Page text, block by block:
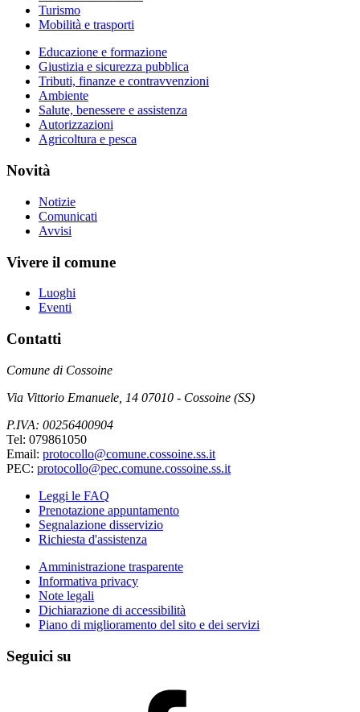
Turismo
Mobilità e trasporti
Educazione e formazione
Giustizia e sicurezza pubblica
Tributi, finanze e contravvenzioni
Ambiente
Salute, benessere e assistenza
Autorizzazioni
Agricoltura e pesca
Novità
Notizie
Comunicati
Avvisi
Vivere il comune
Luoghi
Eventi
Contatti
Comune di Cossoine
Via Vittorio Emanuele, 14 07010 - Cossoine (SS)
P.IVA: 00256400904
Tel: 079861050
Email: protocollo@comune.cossoine.ss.it
PEC: protocollo@pec.comune.cossoine.ss.it
Leggi le FAQ
Prenotazione appuntamento
Segnalazione disservizio
Richiesta d'assistenza
Amministrazione trasparente
Informativa privacy
Note legali
Dichiarazione di accessibilità
Piano di miglioramento del sito e dei servizi
Seguici su